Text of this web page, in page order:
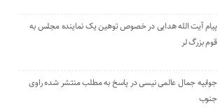
پیام آیت الله هدایی در خصوص توهین یک نماینده مجلس به
قوم بزرگ لر
جوابیه جمال عالمی نیسی در پاسخ به مطلب منتشر شده راوی
جنوب